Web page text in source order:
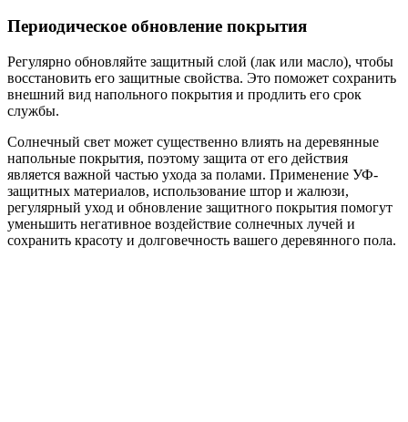
Периодическое обновление покрытия
Регулярно обновляйте защитный слой (лак или масло), чтобы
восстановить его защитные свойства. Это поможет сохранить
внешний вид напольного покрытия и продлить его срок
службы.
Солнечный свет может существенно влиять на деревянные
напольные покрытия, поэтому защита от его действия
является важной частью ухода за полами. Применение УФ-
защитных материалов, использование штор и жалюзи,
регулярный уход и обновление защитного покрытия помогут
уменьшить негативное воздействие солнечных лучей и
сохранить красоту и долговечность вашего деревянного пола.